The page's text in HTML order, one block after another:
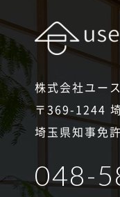
株式会社ユー
〒369-1244
埼玉県知事免
048-